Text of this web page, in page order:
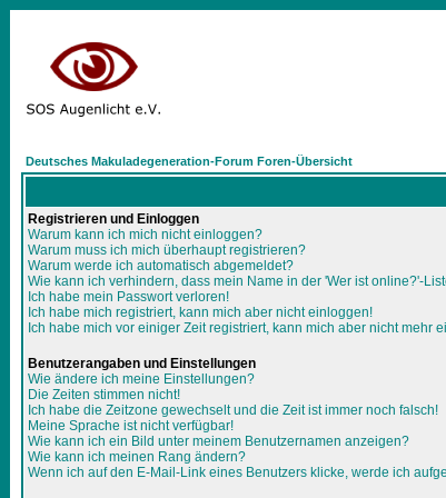
Deutsches Makuladegeneration-Forum Foren-Übersicht
Registrieren und Einloggen
Warum kann ich mich nicht einloggen?
Warum muss ich mich überhaupt registrieren?
Warum werde ich automatisch abgemeldet?
Wie kann ich verhindern, dass mein Name in der 'Wer ist online?'-
Ich habe mein Passwort verloren!
Ich habe mich registriert, kann mich aber nicht einloggen!
Ich habe mich vor einiger Zeit registriert, kann mich aber nicht mehr
Benutzerangaben und Einstellungen
Wie ändere ich meine Einstellungen?
Die Zeiten stimmen nicht!
Ich habe die Zeitzone gewechselt und die Zeit ist immer noch falsch!
Meine Sprache ist nicht verfügbar!
Wie kann ich ein Bild unter meinem Benutzernamen anzeigen?
Wie kann ich meinen Rang ändern?
Wenn ich auf den E-Mail-Link eines Benutzers klicke, werde ich